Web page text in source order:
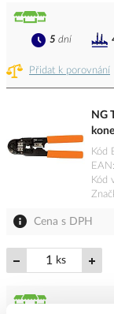
Přidat k porovnání
5 dní
NG
Kód
EAN
Kód
Cena s DPH
ks